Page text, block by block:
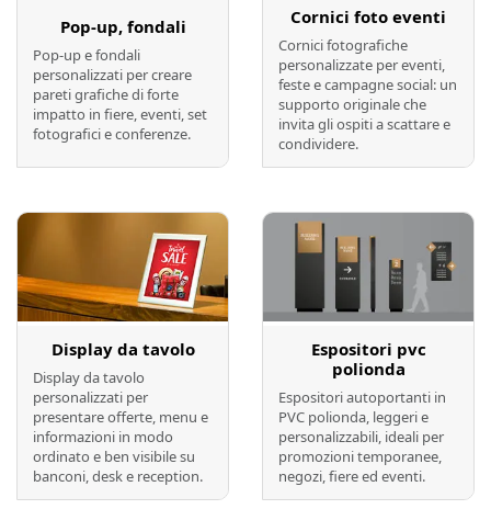
Pop-up, fondali
Pop-up e fondali
personalizzati per creare
pareti grafiche di forte
impatto in fiere, eventi, set
fotografici e conferenze.
Cornici foto eventi
Cornici fotografiche
personalizzate per eventi,
feste e campagne social: un
supporto originale che
invita gli ospiti a scattare e
condividere.
Display da tavolo
Display da tavolo
personalizzati per
presentare offerte, menu e
informazioni in modo
ordinato e ben visibile su
banconi, desk e reception.
Espositori pvc
polionda
Espositori autoportanti in
PVC polionda, leggeri e
personalizzabili, ideali per
promozioni temporanee,
negozi, fiere ed eventi.